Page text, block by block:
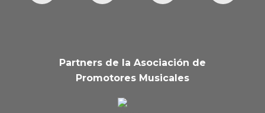
Partners de la Asociación de
Promotores Musicales